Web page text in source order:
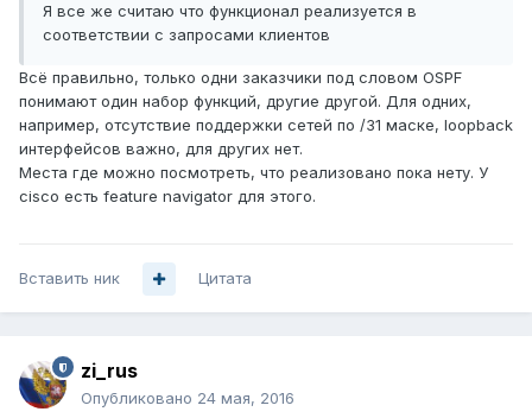
Я все же считаю что функционал реализуется в
соответствии с запросами клиентов
Всё правильно, только одни заказчики под словом OSPF
понимают один набор функций, другие другой. Для одних,
например, отсутствие поддержки сетей по /31 маске, loopback
интерфейсов важно, для других нет.
Места где можно посмотреть, что реализовано пока нету. У
cisco есть feature navigator для этого.
Вставить ник Цитата
zi_rus
Опубликовано 24 мая, 2016